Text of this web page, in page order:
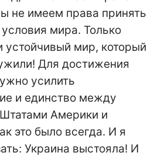
не имеем права принять
условия мира. Только
устойчивый мир, который
Для достижения
усилить
и единство между
Америки и
это было всегда. И я
Украина выстояла! И